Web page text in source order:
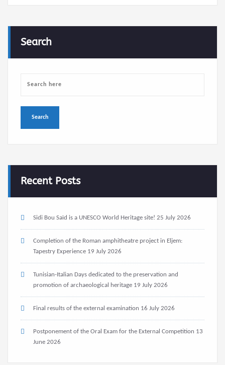
Search
Recent Posts
Sidi Bou Saïd is a UNESCO World Heritage site! 25 July 2026
Completion of the Roman amphitheatre project in Eljem:
Tapestry Experience 19 July 2026
Tunisian-Italian Days dedicated to the preservation and
promotion of archaeological heritage 19 July 2026
Final results of the external examination 16 July 2026
Postponement of the Oral Exam for the External Competition 13
June 2026